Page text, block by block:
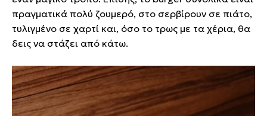
πραγματικά πολύ ζουμερό, στο σερβίρουν σε πιάτο,
τυλιγμένο σε χαρτί και, όσο το τρως με τα χέρια, θα
δεις να στάζει από κάτω.